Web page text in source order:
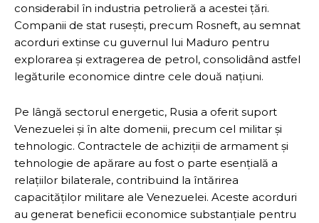
considerabil în industria petrolieră a acestei țări.
Companii de stat rusești, precum Rosneft, au semnat
acorduri extinse cu guvernul lui Maduro pentru
explorarea și extragerea de petrol, consolidând astfel
legăturile economice dintre cele două națiuni.
Pe lângă sectorul energetic, Rusia a oferit suport
Venezuelei și în alte domenii, precum cel militar și
tehnologic. Contractele de achiziții de armament și
tehnologie de apărare au fost o parte esențială a
relațiilor bilaterale, contribuind la întărirea
capacităților militare ale Venezuelei. Aceste acorduri
au generat beneficii economice substanțiale pentru